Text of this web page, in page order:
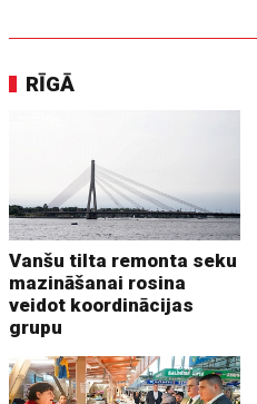
RĪGĀ
Vanšu tilta remonta seku
mazināšanai rosina
veidot koordinācijas
grupu